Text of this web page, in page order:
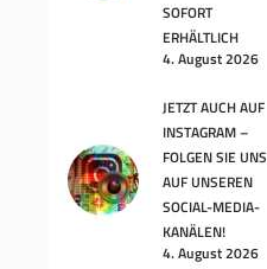
SOFORT
ERHÄLTLICH
4. August 2026
JETZT AUCH AUF
INSTAGRAM –
FOLGEN SIE UNS
AUF UNSEREN
SOCIAL-MEDIA-
KANÄLEN!
4. August 2026